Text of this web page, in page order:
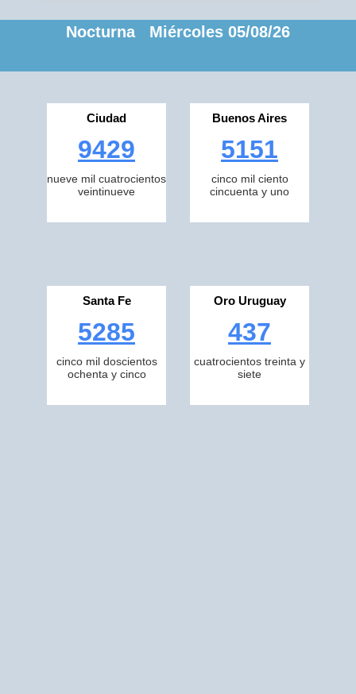
Nocturna Miércoles 05/08/26
Ciudad
9429
nueve mil cuatrocientos
veintinueve
Buenos Aires
5151
cinco mil ciento
cincuenta y uno
Santa Fe
5285
cinco mil doscientos
ochenta y cinco
Oro Uruguay
437
cuatrocientos treinta y
siete